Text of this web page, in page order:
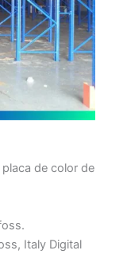
de color de
Italy Digital